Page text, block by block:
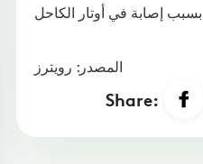
المصدر: رويترز
Share: